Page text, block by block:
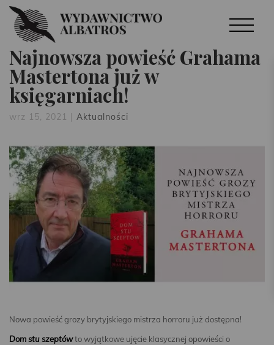
Najnowsza powieść Grahama
Mastertona już w
księgarniach!
wrz 15, 2021 | Aktualności
Nowa powieść grozy brytyjskiego mistrza horroru już dostępna!
Dom stu szeptówto wyjątkowe ujęcie klasycznej opowieści o